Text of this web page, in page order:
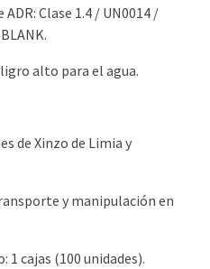
Clase 1.4 / UN0014 /
alto para el agua.
de Xinzo de Limia y
y manipulación en
1 cajas (100 unidades).